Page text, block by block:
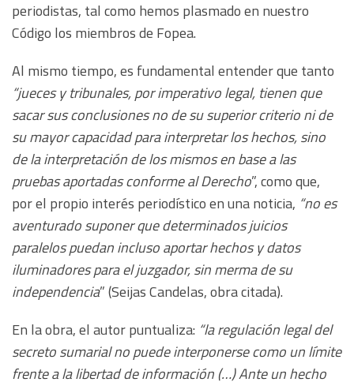
periodistas, tal como hemos plasmado en nuestro
Código los miembros de Fopea.
Al mismo tiempo, es fundamental entender que tanto
“jueces y tribunales, por imperativo legal, tienen que
sacar sus conclusiones no de su superior criterio ni de
su mayor capacidad para interpretar los hechos, sino
de la interpretación de los mismos en base a las
pruebas aportadas conforme al Derecho”, como que,
por el propio interés periodístico en una noticia, “no es
aventurado suponer que determinados juicios
paralelos puedan incluso aportar hechos y datos
iluminadores para el juzgador, sin merma de su
independencia” (Seijas Candelas, obra citada).
En la obra, el autor puntualiza: “la regulación legal del
secreto sumarial no puede interponerse como un límite
frente a la libertad de información (…) Ante un hecho